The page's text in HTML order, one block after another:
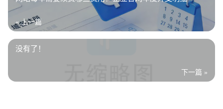
« 上一篇
没有了！
下一篇 »